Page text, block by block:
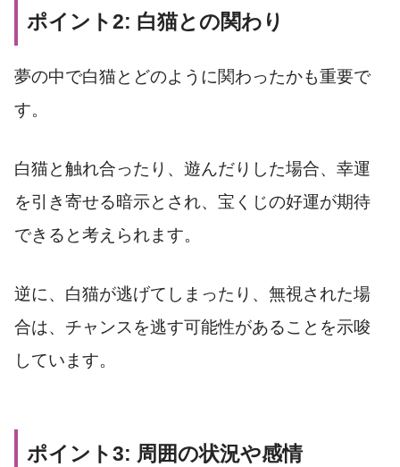
ポイント2: 白猫との関わり
夢の中で白猫とどのように関わったかも重要で
す。
白猫と触れ合ったり、遊んだりした場合、幸運
を引き寄せる暗示とされ、宝くじの好運が期待
できると考えられます。
逆に、白猫が逃げてしまったり、無視された場
合は、チャンスを逃す可能性があることを示唆
しています。
ポイント3: 周囲の状況や感情